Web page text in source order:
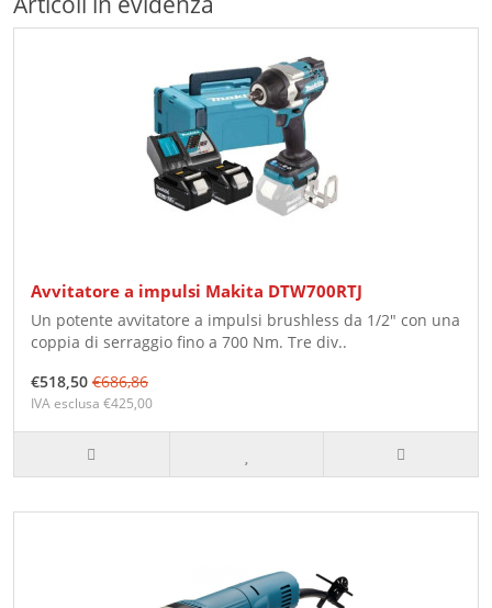
Avvitatore a impulsi Makita DTW700RTJ
Un potente avvitatore a impulsi brushless da 1/2" con una
coppia di serraggio fino a 700 Nm. Tre div..
€518,50 €686,86
IVA esclusa €425,00